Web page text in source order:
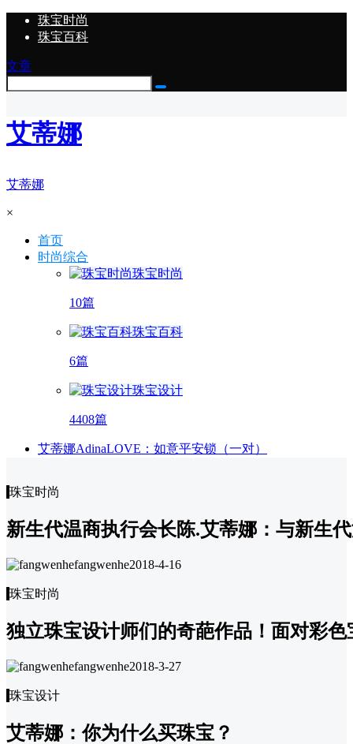
珠宝时尚
珠宝百科
文章
艾蒂娜
艾蒂娜
×
首页
时尚综合
珠宝时尚
10篇
珠宝百科
6篇
珠宝设计
4408篇
艾蒂娜AdinaLOVE：如意平安锁（一对）
珠宝时尚
新生代温商执行会长陈.艾蒂娜：与新生
fangwenhe2018-4-16
珠宝时尚
独立珠宝设计师们的奇葩作品！面对彩
fangwenhe2018-3-27
珠宝设计
艾蒂娜：你为什么买珠宝？